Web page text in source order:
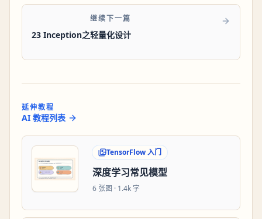
继续下一篇
23 Inception之轻量化设计
延伸教程
AI 教程列表
TensorFlow 入门
深度学习常见模型
6 张图 · 1.4k 字